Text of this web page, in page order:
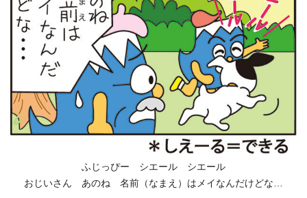
ふじっぴー シエール シエール
おじいさん あのね 名前（なまえ）はメイなんだけどな…